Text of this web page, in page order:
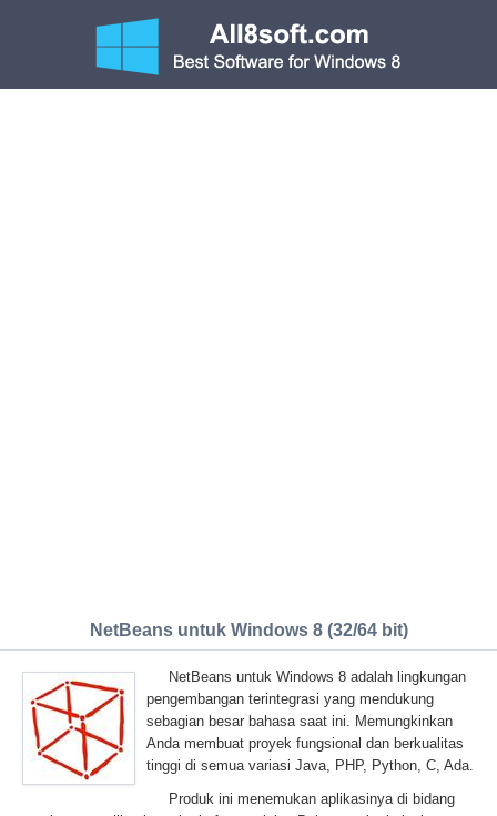
NetBeans untuk Windows 8 (32/64 bit)
NetBeans untuk Windows 8 adalah lingkungan
pengembangan terintegrasi yang mendukung
sebagian besar bahasa saat ini. Memungkinkan
Anda membuat proyek fungsional dan berkualitas
tinggi di semua variasi Java, PHP, Python, C, Ada.
Produk ini menemukan aplikasinya di bidang